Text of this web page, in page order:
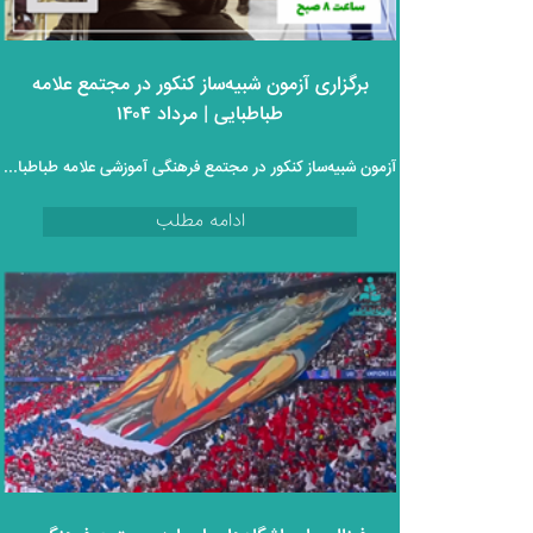
برگزاری آزمون شبیه‌ساز کنکور در مجتمع علامه
طباطبایی | مرداد ۱۴۰۴
آزمون شبیه‌ساز کنکور در مجتمع فرهنگی آموزشی علامه طباطبایی
ادامه مطلب